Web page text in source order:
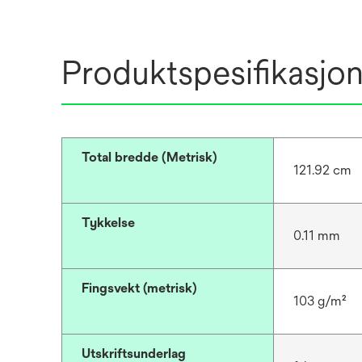
Total bredde (Metrisk)
121.92 cm
Tykkelse
0.11 mm
Fingsvekt (metrisk)
103 g/m²
Utskriftsunderlag